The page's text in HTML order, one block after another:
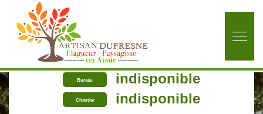
Bureau indisponible
Chantier indisponible